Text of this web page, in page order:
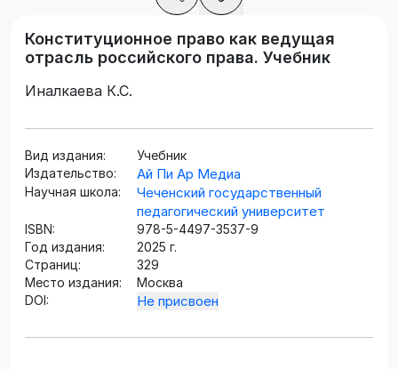
Конституционное право как ведущая
отрасль российского права. Учебник
Иналкаева К.С.
Вид издания:
Учебник
Издательство:
Ай Пи Ар Медиа
Научная школа:
Чеченский государственный
педагогический университет
ISBN:
978-5-4497-3537-9
Год издания:
2025 г.
Страниц:
329
Место издания:
Москва
DOI:
Не присвоен